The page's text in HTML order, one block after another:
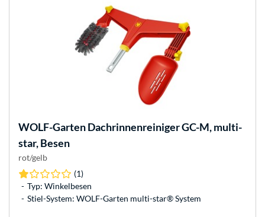
WOLF-GartenDachrinnenreiniger GC-M, multi-
star, Besen
rot/gelb
(1)
Typ: Winkelbesen
Stiel-System: WOLF-Garten multi-star® System